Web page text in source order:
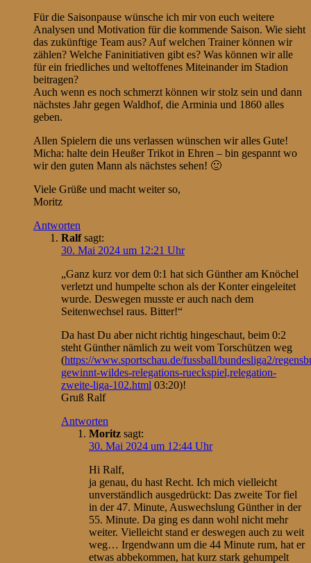
Für die Saisonpause wünsche ich mir von euch weitere
Analysen und Motivation für die kommende Saison. Wie sieht
das zukünftige Team aus? Auf welchen Trainer können wir
zählen? Welche Faninitiativen gibt es? Was können wir alle
für ein friedliches und weltoffenes Miteinander im Stadion
beitragen?
Auch wenn es noch schmerzt können wir stolz sein und dann
nächstes Jahr gegen Waldhof, die Arminia und 1860 alles
geben.
Allen Spielern die uns verlassen wünschen wir alles Gute!
Micha: halte dein Heußer Trikot in Ehren – bin gespannt wo
wir den guten Mann als nächstes sehen! 🙂
Viele Grüße und macht weiter so,
Moritz
Antworten
Ralf sagt:
30. Mai 2024 um 12:21 Uhr
„Ganz kurz vor dem 0:1 hat sich Günther am Knöchel
verletzt und humpelte schon als der Konter eingeleitet
wurde. Deswegen musste er auch nach dem
Seitenwechsel raus. Bitter!“
Da hast Du aber nicht richtig hingeschaut, beim 0:2
steht Günther nämlich zu weit vom Torschützen weg
(https://www.sportschau.de/fussball/bundesliga2/
gewinnt-wildes-relegations-rueckspiel,relegation-
zweite-liga-102.html 03:20)!
Gruß Ralf
Antworten
Moritz sagt:
30. Mai 2024 um 12:44 Uhr
Hi Ralf,
ja genau, du hast Recht. Ich mich vielleicht
unverständlich ausgedrückt: Das zweite Tor fiel
in der 47. Minute, Auswechslung Günther in der
55. Minute. Da ging es dann wohl nicht mehr
weiter. Vielleicht stand er deswegen auch zu weit
weg… Irgendwann um die 44 Minute rum, hat er
etwas abbekommen, hat kurz stark gehumpelt